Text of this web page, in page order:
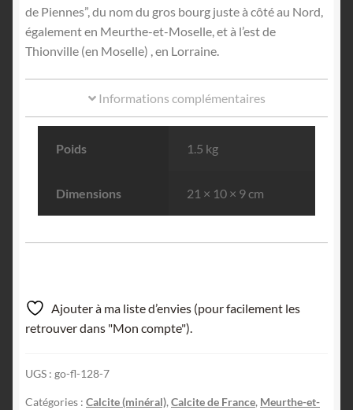
de Piennes”, du nom du gros bourg juste à côté au Nord,
également en Meurthe-et-Moselle, et à l’est de
Thionville (en Moselle) , en Lorraine.
Informations complémentaires
Poids 1.5 kg
Dimensions 21 × 10 × 9 cm
Ajouter à ma liste d’envies (pour facilement les
retrouver dans "Mon compte").
UGS : go-fl-128-7
Catégories : Calcite (minéral), Calcite de France, Meurthe-et-